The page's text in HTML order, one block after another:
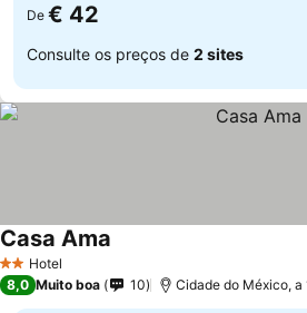
De € 42
Consulte os preços de 2 sites
2 Estrelas
Hotel
Casa Ama
8,0 Muito boa 10 Cidade do México, a